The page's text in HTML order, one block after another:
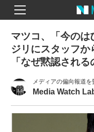
メディアの偏向報道
Media Watch
マツコ、「今のは
ジリにスタッフ
「なぜ黙認され